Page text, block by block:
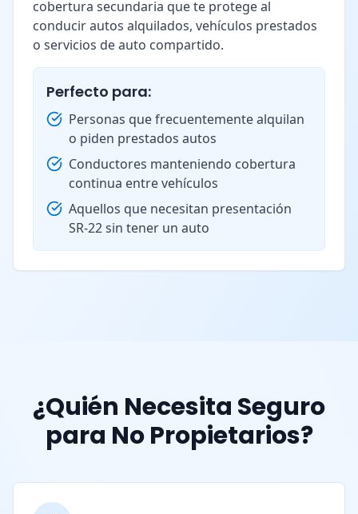
cobertura secundaria que te protege al
conducir autos alquilados, vehículos prestados
o servicios de auto compartido.
Perfecto para:
Personas que frecuentemente alquilan
o piden prestados autos
Conductores manteniendo cobertura
continua entre vehículos
Aquellos que necesitan presentación
SR-22 sin tener un auto
¿Quién Necesita Seguro
para No Propietarios?